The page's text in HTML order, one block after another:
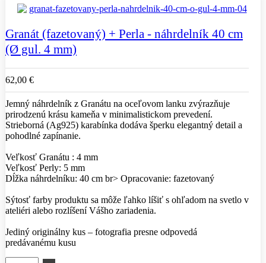
Granát (fazetovaný) + Perla - náhrdelník 40 cm
(Ø gul. 4 mm)
62,00 €
Jemný náhrdelník z Granátu na oceľovom lanku zvýrazňuje
prirodzenú krásu kameňa v minimalistickom prevedení.
Strieborná (Ag925) karabínka dodáva šperku elegantný detail a
pohodlné zapínanie.
Veľkosť Granátu : 4 mm
Veľkosť Perly: 5 mm
Dĺžka náhrdelníku: 40 cm br> Opracovanie: fazetovaný
Sýtosť farby produktu sa môže ľahko líšiť s ohľadom na svetlo v
ateliéri alebo rozlíšení Vášho zariadenia.
Jediný originálny kus – fotografia presne odpovedá
predávanému kusu